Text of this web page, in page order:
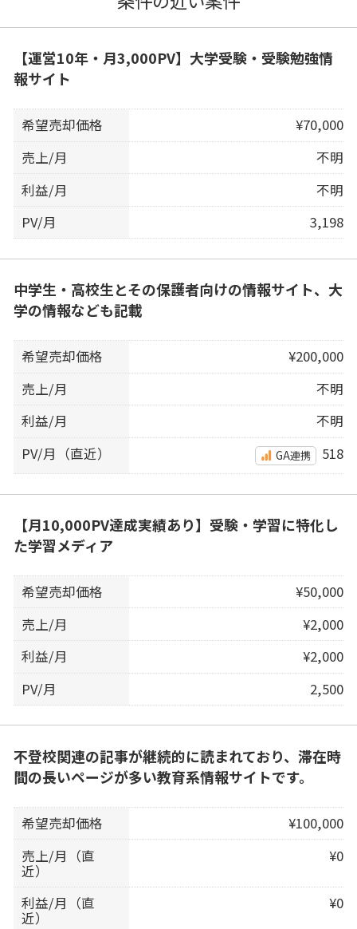
【運営10年・月3,000PV】大学受験・受験勉強情
報サイト
希望売却価格
¥70,000
売上/月
不明
利益/月
不明
PV/月
3,198
中学生・高校生とその保護者向けの情報サイト、大
学の情報なども記載
希望売却価格
¥200,000
売上/月
不明
利益/月
不明
PV/月（直近）
GA連携 518
【月10,000PV達成実績あり】受験・学習に特化し
た学習メディア
希望売却価格
¥50,000
売上/月
¥2,000
利益/月
¥2,000
PV/月
2,500
不登校関連の記事が継続的に読まれており、滞在時
間の長いページが多い教育系情報サイトです。
希望売却価格
¥100,000
売上/月（直
近）
¥0
利益/月（直
近）
¥0